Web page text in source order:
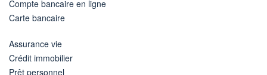
Compte bancaire en ligne
Carte bancaire
Assurance vie
Crédit immobilier
Prêt personnel